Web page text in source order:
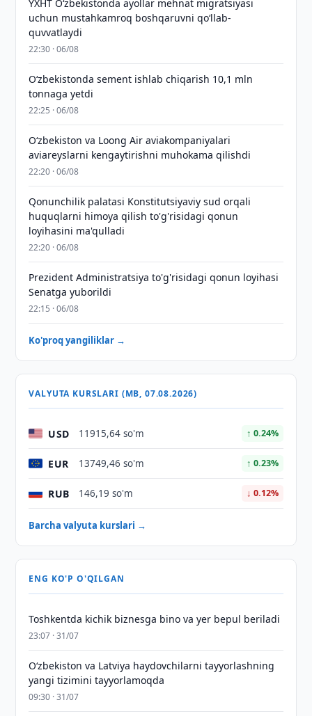
YXHT O‘zbekistonda ayollar mehnat migratsiyasi
uchun mustahkamroq boshqaruvni qo‘llab-
quvvatlaydi
22:30 · 06/08
O‘zbekistonda sement ishlab chiqarish 10,1 mln
tonnaga yetdi
22:25 · 06/08
Oʻzbekiston va Loong Air aviakompaniyalari
aviareyslarni kengaytirishni muhokama qilishdi
22:20 · 06/08
Qonunchilik palatasi Konstitutsiyaviy sud orqali
huquqlarni himoya qilish to'g'risidagi qonun
loyihasini ma'qulladi
22:20 · 06/08
Prezident Administratsiya to'g'risidagi qonun loyihasi
Senatga yuborildi
22:15 · 06/08
Ko'proq yangiliklar →
VALYUTA KURSLARI (MB, 07.08.2026)
USD 11915,64 so'm ↑ 0.24%
EUR 13749,46 so'm ↑ 0.23%
RUB 146,19 so'm ↓ 0.12%
Barcha valyuta kurslari →
ENG KO'P O'QILGAN
Toshkentda kichik biznesga bino va yer bepul beriladi
23:07 · 31/07
Oʻzbekiston va Latviya haydovchilarni tayyorlashning
yangi tizimini tayyorlamoqda
09:30 · 31/07